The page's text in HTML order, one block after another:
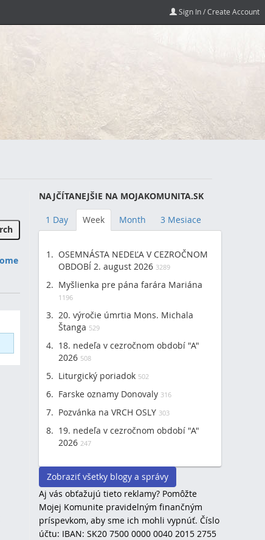
Sign In / Create Account
NAJČÍTANEJŠIE NA MOJAKOMUNITA.SK
1 Day Week Month 3 Mesiace
OSEMNÁSTA NEDEĽA V CEZROČNOM
OBDOBÍ 2. august 2026 3289
Myšlienka pre pána farára Mariána
1196
20. výročie úmrtia Mons. Michala
Štanga 529
18. nedeľa v cezročnom období "A"
2026 508
Liturgický poriadok 502
Farske oznamy Donovaly 316
Pozvánka na VRCH OSLY 303
19. nedeľa v cezročnom období "A"
2026 247
Zobraziť všetky blogy a správy
Aj vás obťažujú tieto reklamy? Pomôžte
Mojej Komunite pravidelným finančným
príspevkom, aby sme ich mohli vypnúť. Číslo
účtu: IBAN: SK20 7500 0000 0040 2015 2755